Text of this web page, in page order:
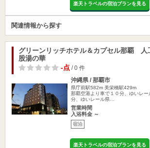
楽天トラベルの宿泊プランを見る
関連情報から探す
グリーンリッチホテル＆カプセル那覇 人
股湯の華
-点/ 0 件
沖縄県 / 那覇市
県庁前駅582m 美栄橋駅429m
那覇空港より車で１０分、ゆいレー
分、ゆいレール県…
営業時間
入浴料金 ～
宿泊
楽天トラベルの宿泊プランを見る